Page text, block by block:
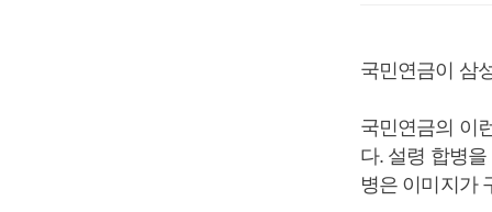
국민연금이 삼
국민연금의 이
다. 설령 합병
병은 이미지가